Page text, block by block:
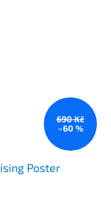
690 Kč
–60 %
Poster